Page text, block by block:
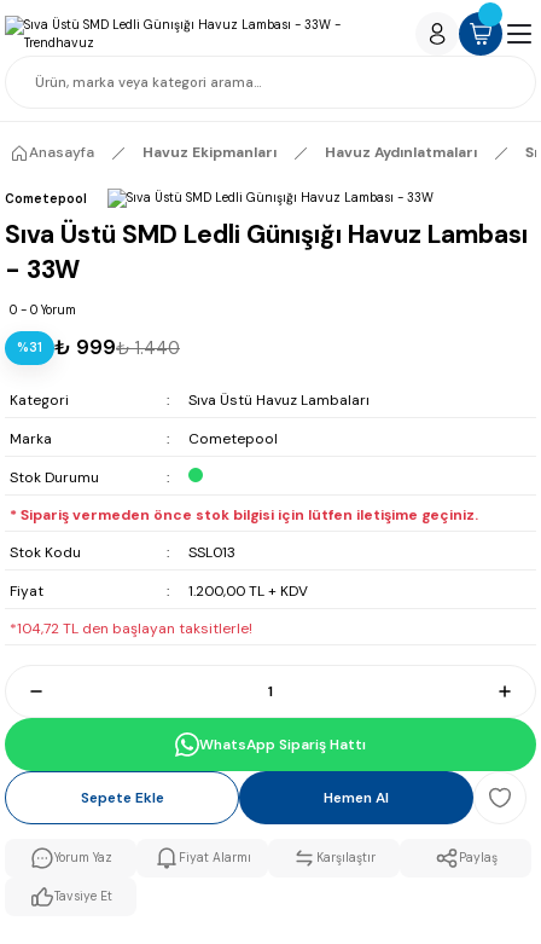
Anasayfa Havuz Ekipmanları Havuz Aydınlatmaları
Cometepool
Sıva Üstü SMD Ledli Günışığı Havuz Lambası
- 33W
0 - 0 Yorum
%31 ₺ 999₺ 1.440
Kategori
Sıva Üstü Havuz Lambaları
Marka
Cometepool
Stok Durumu
* Sipariş vermeden önce stok bilgisi için lütfen iletişime geçiniz.
Stok Kodu
SSL013
Fiyat
1.200,00 TL + KDV
*104,72 TL den başlayan taksitlerle!
WhatsApp Sipariş Hattı
Sepete Ekle Hemen Al
Yorum Yaz Fiyat Alarmı Karşılaştır Paylaş
Tavsiye Et